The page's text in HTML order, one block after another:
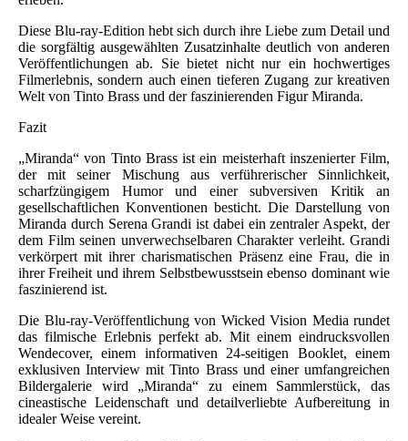
Diese Blu-ray-Edition hebt sich durch ihre Liebe zum Detail und
die sorgfältig ausgewählten Zusatzinhalte deutlich von anderen
Veröffentlichungen ab. Sie bietet nicht nur ein hochwertiges
Filmerlebnis, sondern auch einen tieferen Zugang zur kreativen
Welt von Tinto Brass und der faszinierenden Figur Miranda.
Fazit
„Miranda“ von Tinto Brass ist ein meisterhaft inszenierter Film,
der mit seiner Mischung aus verführerischer Sinnlichkeit,
scharfzüngigem Humor und einer subversiven Kritik an
gesellschaftlichen Konventionen besticht. Die Darstellung von
Miranda durch Serena Grandi ist dabei ein zentraler Aspekt, der
dem Film seinen unverwechselbaren Charakter verleiht. Grandi
verkörpert mit ihrer charismatischen Präsenz eine Frau, die in
ihrer Freiheit und ihrem Selbstbewusstsein ebenso dominant wie
faszinierend ist.
Die Blu-ray-Veröffentlichung von Wicked Vision Media rundet
das filmische Erlebnis perfekt ab. Mit einem eindrucksvollen
Wendecover, einem informativen 24-seitigen Booklet, einem
exklusiven Interview mit Tinto Brass und einer umfangreichen
Bildergalerie wird „Miranda“ zu einem Sammlerstück, das
cineastische Leidenschaft und detailverliebte Aufbereitung in
idealer Weise vereint.